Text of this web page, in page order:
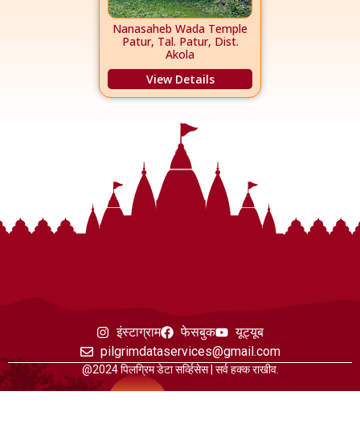
Nanasaheb Wada Temple
Patur, Tal. Patur, Dist.
Akola
View Details
इंस्टाग्राम फेसबुक
यूट्यूब
pilgrimdataservices@gmail.com
@2024 पिलग्रिम डेटा सर्व्हिसेस | सर्व हक्क राखीव.